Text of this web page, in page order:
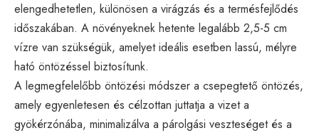
elengedhetetlen, különösen a virágzás és a termésfejlődés
időszakában. A növényeknek hetente legalább 2,5-5 cm
vízre van szükségük, amelyet ideális esetben lassú, mélyre
ható öntözéssel biztosítunk.
A legmegfelelőbb öntözési módszer a csepegtető öntözés,
amely egyenletesen és célzottan juttatja a vizet a
gyökérzónába, minimalizálva a párolgási veszteséget és a